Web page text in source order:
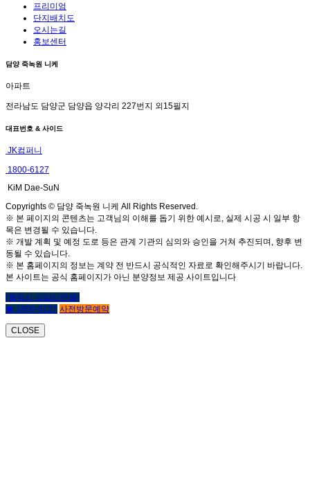
프리미엄
단지배치도
오시는길
홍보센터
담양 죽녹원 니케
아파트
전라남도 담양군 담양읍 양각리 227번지 외15필지
대표번호 & 사이드
JK컴퍼니
1800-6127
KiM Dae-SuN
Copyrights © 담양 죽녹원 니케 All Rights Reserved.
※ 본 페이지의 콘텐츠는 고객님의 이해를 돕기 위한 예시로, 실제 시공 시 일부 항
목은 변경될 수 있습니다.
※ 개발 계획 및 예정 도로 등은 관계 기관의 심의와 승인을 거쳐 추진되며, 향후 변
동될 수 있습니다.
※ 본 홈페이지의 정보는 계약 전 반드시 공식적인 자료로 확인해주시기 바랍니다.
본 사이트는 공식 홈페이지가 아닌 분양정보 제공 사이트입니다
(클릭시 상담사연결)
☎ 1800-6127 사전방문예약
CLOSE